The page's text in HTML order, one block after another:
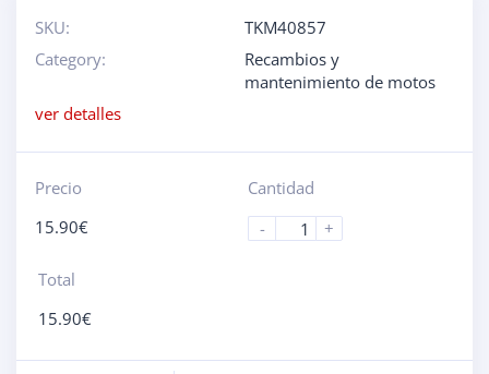
SKU:
TKM40857
Category:
Recambios y
mantenimiento de motos
ver detalles
Precio
15.90€
Cantidad
-
+
Total
15.90€